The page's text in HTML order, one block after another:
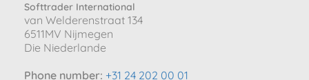
Softtrader International
van Welderenstraat 134
6511MV Nijmegen
Die Niederlande
Phone number: +31 24 202 00 01